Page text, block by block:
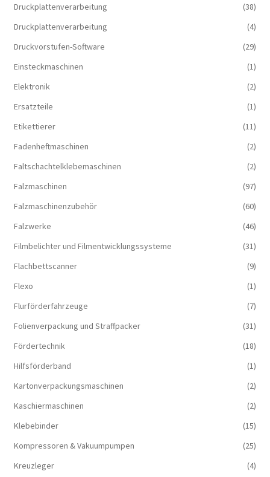
Druckplattenverarbeitung
(38)
Druckplattenverarbeitung
(4)
Druckvorstufen-Software
(29)
Einsteckmaschinen
(1)
Elektronik
(2)
Ersatzteile
(1)
Etikettierer
(11)
Fadenheftmaschinen
(2)
Faltschachtelklebemaschinen
(2)
Falzmaschinen
(97)
Falzmaschinenzubehör
(60)
Falzwerke
(46)
Filmbelichter und Filmentwicklungssysteme
(31)
Flachbettscanner
(9)
Flexo
(1)
Flurförderfahrzeuge
(7)
Folienverpackung und Straffpacker
(31)
Fördertechnik
(18)
Hilfsförderband
(1)
Kartonverpackungsmaschinen
(2)
Kaschiermaschinen
(2)
Klebebinder
(15)
Kompressoren & Vakuum­pumpen
(25)
Kreuzleger
(4)